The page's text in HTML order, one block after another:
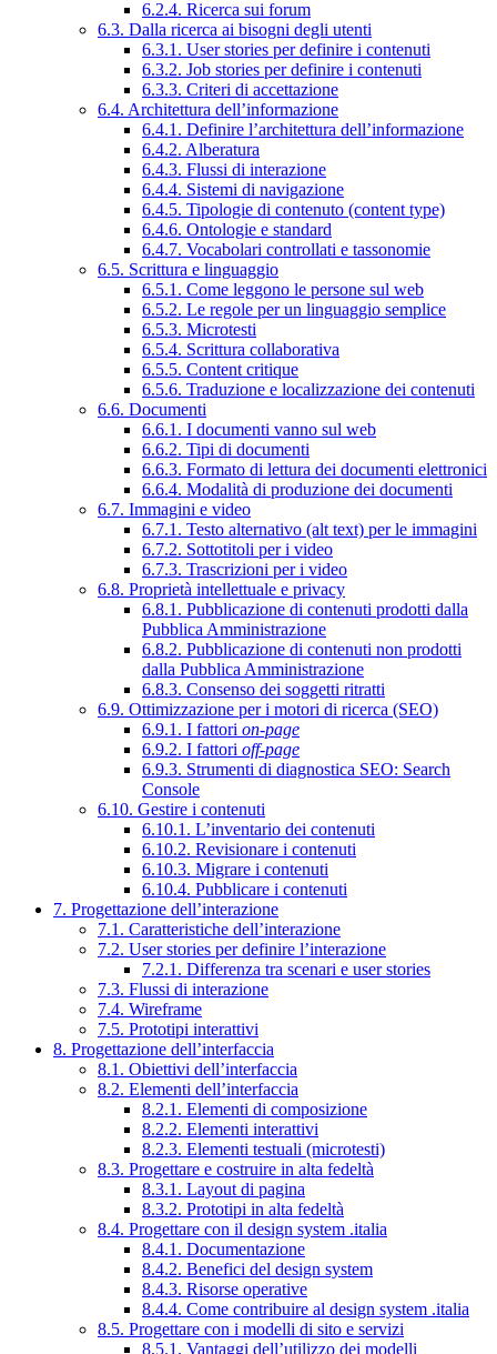
6.2.4. Ricerca sui forum
6.3. Dalla ricerca ai bisogni degli utenti
6.3.1. User stories per definire i contenuti
6.3.2. Job stories per definire i contenuti
6.3.3. Criteri di accettazione
6.4. Architettura dell’informazione
6.4.1. Definire l’architettura dell’informazione
6.4.2. Alberatura
6.4.3. Flussi di interazione
6.4.4. Sistemi di navigazione
6.4.5. Tipologie di contenuto (content type)
6.4.6. Ontologie e standard
6.4.7. Vocabolari controllati e tassonomie
6.5. Scrittura e linguaggio
6.5.1. Come leggono le persone sul web
6.5.2. Le regole per un linguaggio semplice
6.5.3. Microtesti
6.5.4. Scrittura collaborativa
6.5.5. Content critique
6.5.6. Traduzione e localizzazione dei contenuti
6.6. Documenti
6.6.1. I documenti vanno sul web
6.6.2. Tipi di documenti
6.6.3. Formato di lettura dei documenti elettronici
6.6.4. Modalità di produzione dei documenti
6.7. Immagini e video
6.7.1. Testo alternativo (alt text) per le immagini
6.7.2. Sottotitoli per i video
6.7.3. Trascrizioni per i video
6.8. Proprietà intellettuale e privacy
6.8.1. Pubblicazione di contenuti prodotti dalla
Pubblica Amministrazione
6.8.2. Pubblicazione di contenuti non prodotti
dalla Pubblica Amministrazione
6.8.3. Consenso dei soggetti ritratti
6.9. Ottimizzazione per i motori di ricerca (SEO)
6.9.1. I fattori on-page
6.9.2. I fattori off-page
6.9.3. Strumenti di diagnostica SEO: Search
Console
6.10. Gestire i contenuti
6.10.1. L’inventario dei contenuti
6.10.2. Revisionare i contenuti
6.10.3. Migrare i contenuti
6.10.4. Pubblicare i contenuti
7. Progettazione dell’interazione
7.1. Caratteristiche dell’interazione
7.2. User stories per definire l’interazione
7.2.1. Differenza tra scenari e user stories
7.3. Flussi di interazione
7.4. Wireframe
7.5. Prototipi interattivi
8. Progettazione dell’interfaccia
8.1. Obiettivi dell’interfaccia
8.2. Elementi dell’interfaccia
8.2.1. Elementi di composizione
8.2.2. Elementi interattivi
8.2.3. Elementi testuali (microtesti)
8.3. Progettare e costruire in alta fedeltà
8.3.1. Layout di pagina
8.3.2. Prototipi in alta fedeltà
8.4. Progettare con il design system .italia
8.4.1. Documentazione
8.4.2. Benefici del design system
8.4.3. Risorse operative
8.4.4. Come contribuire al design system .italia
8.5. Progettare con i modelli di sito e servizi
8.5.1. Vantaggi dell’utilizzo dei modelli